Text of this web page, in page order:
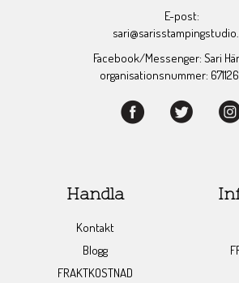
E-post:
Facebook/Messenger: Sari
organisationsnummer:
Handla
Kontakt
Blogg
FRAKTKOSTNAD